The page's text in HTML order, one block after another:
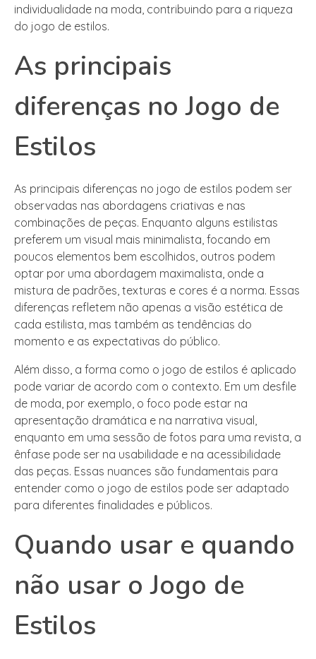
individualidade na moda, contribuindo para a riqueza
do jogo de estilos.
As principais
diferenças no Jogo de
Estilos
As principais diferenças no jogo de estilos podem ser
observadas nas abordagens criativas e nas
combinações de peças. Enquanto alguns estilistas
preferem um visual mais minimalista, focando em
poucos elementos bem escolhidos, outros podem
optar por uma abordagem maximalista, onde a
mistura de padrões, texturas e cores é a norma. Essas
diferenças refletem não apenas a visão estética de
cada estilista, mas também as tendências do
momento e as expectativas do público.
Além disso, a forma como o jogo de estilos é aplicado
pode variar de acordo com o contexto. Em um desfile
de moda, por exemplo, o foco pode estar na
apresentação dramática e na narrativa visual,
enquanto em uma sessão de fotos para uma revista, a
ênfase pode ser na usabilidade e na acessibilidade
das peças. Essas nuances são fundamentais para
entender como o jogo de estilos pode ser adaptado
para diferentes finalidades e públicos.
Quando usar e quando
não usar o Jogo de
Estilos